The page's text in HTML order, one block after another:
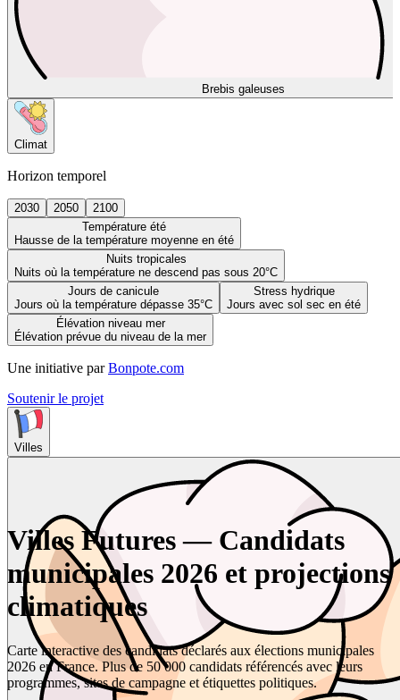
Brebis galeuses
Climat
Horizon temporel
2030 2050
2100
Température été
Hausse de la température moyenne en été
Nuits tropicales
Nuits où la température ne descend pas sous 20°C
Jours de canicule
Jours où la température dépasse 35°C
Stress hydrique
Jours avec sol sec en été
Élévation niveau mer
Élévation prévue du niveau de la mer
Une initiative par Bonpote.com
Soutenir le projet
Villes
Villes Futures — Candidats
municipales 2026 et projections
climatiques
Carte interactive des candidats déclarés aux élections municipales
2026 en France. Plus de 50 000 candidats référencés avec leurs
programmes, sites de campagne et étiquettes politiques.